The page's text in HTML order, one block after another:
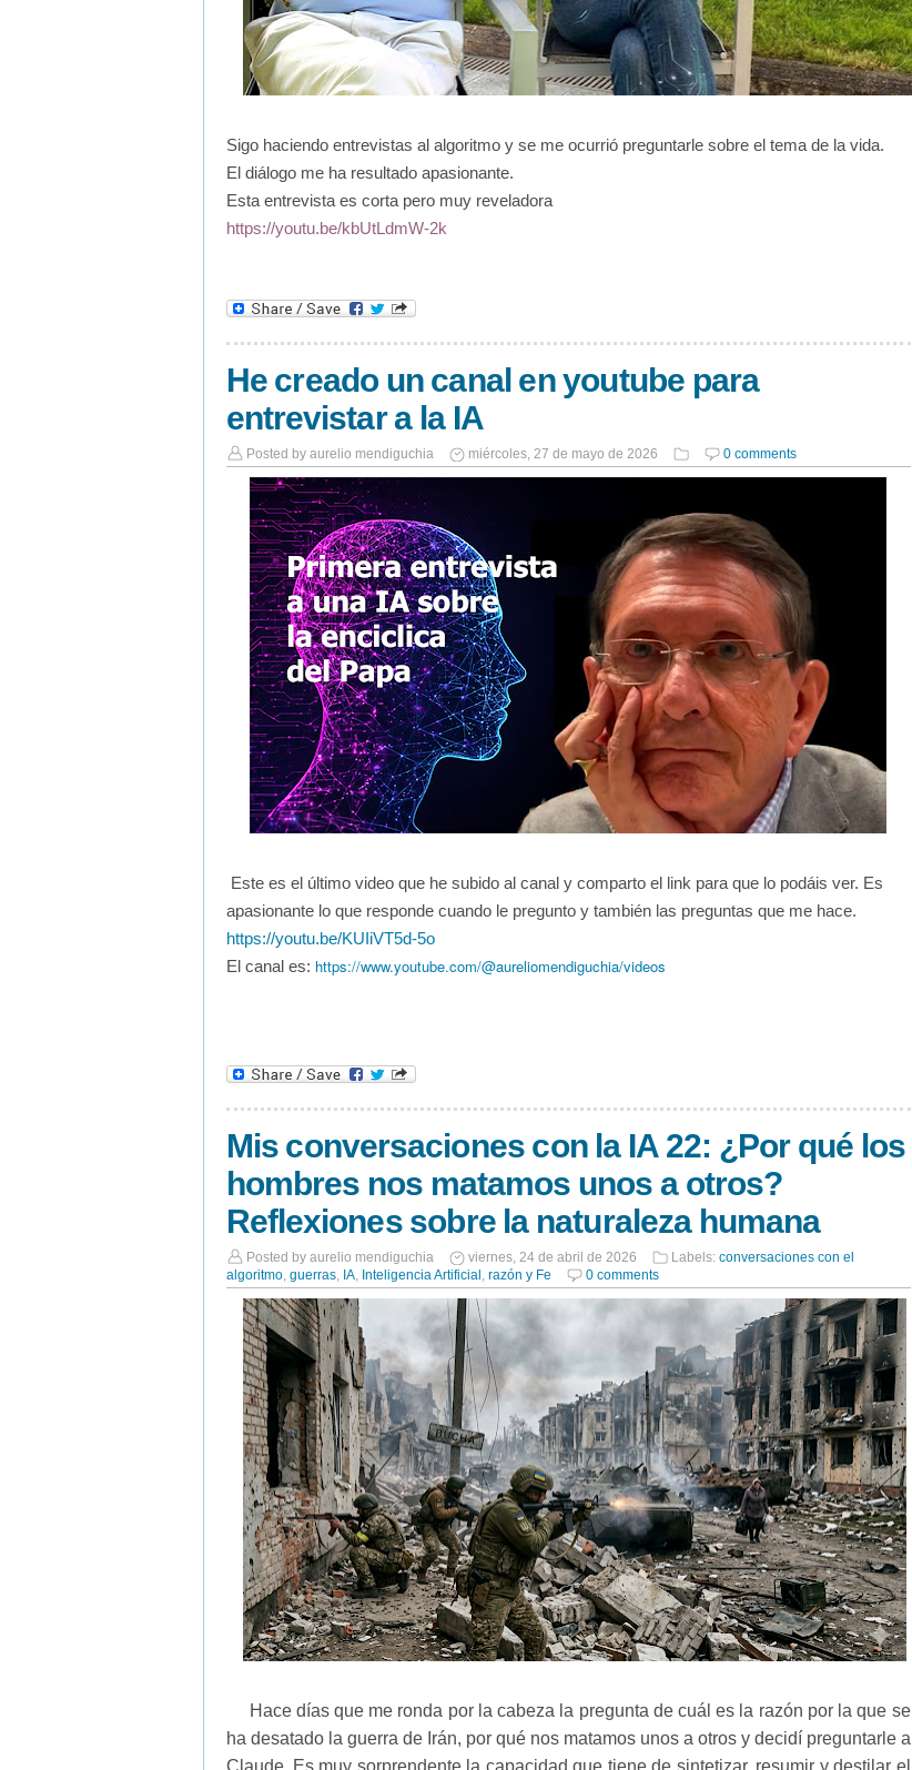
Sigo haciendo entrevistas al algoritmo y se me ocurrió preguntarle sobre el tema de la vida.
El diálogo me ha resultado apasionante.
Esta entrevista es corta pero muy reveladora
https://youtu.be/kbUtLdmW-2k
He creado un canal en youtube para
entrevistar a la IA
Posted by aurelio mendiguchia miércoles, 27 de mayo de 2026 0 comments
Este es el último video que he subido al canal y comparto el link para que lo podáis ver. Es
apasionante lo que responde cuando le pregunto y también las preguntas que me hace.
https://youtu.be/KUIiVT5d-5o
El canal es: https://www.youtube.com/@aureliomendiguchia/videos
Mis conversaciones con la IA 22: ¿Por qué los
hombres nos matamos unos a otros?
Reflexiones sobre la naturaleza humana
Posted by aurelio mendiguchia viernes, 24 de abril de 2026 Labels: conversaciones con el
algoritmo, guerras, IA, Inteligencia Artificial , razón y Fe 0 comments
Hace días que me ronda por la cabeza la pregunta de cuál es la razón por la que se
ha desatado la guerra de Irán, por qué nos matamos unos a otros y decidí preguntarle a
Claude. Es muy sorprendente la capacidad que tiene de sintetizar, resumir y destilar el